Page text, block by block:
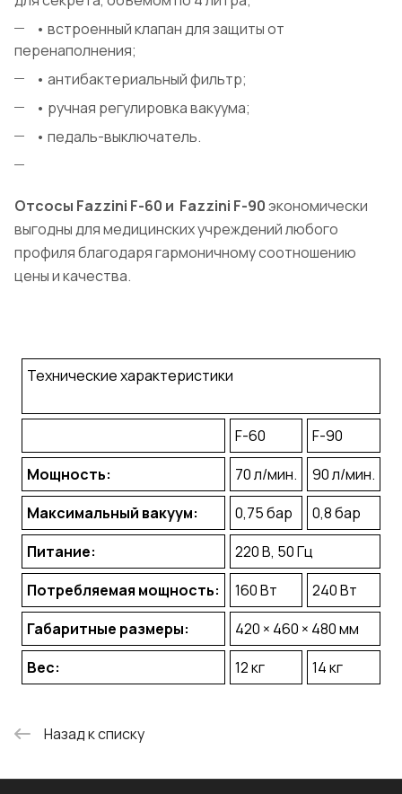
• встроенный клапан для защиты от
перенаполнения;
• антибактериальный фильтр;
• ручная регулировка вакуума;
• педаль-выключатель.
Отсосы Fazzini F-60 и Fazzini F-90экономически
выгодны для медицинских учреждений любого
профиля благодаря гармоничному соотношению
цены и качества.
Технические характеристики
F-60
F-90
Мощность:
70 л/мин.
90 л/мин.
Максимальный вакуум:
0,75 бар
0,8 бар
Питание:
220 В, 50 Гц
Потребляемая мощность:
160 Вт
240 Вт
Габаритные размеры:
420 × 460 × 480 мм
Вес:
12 кг 14 кг
Назад к списку